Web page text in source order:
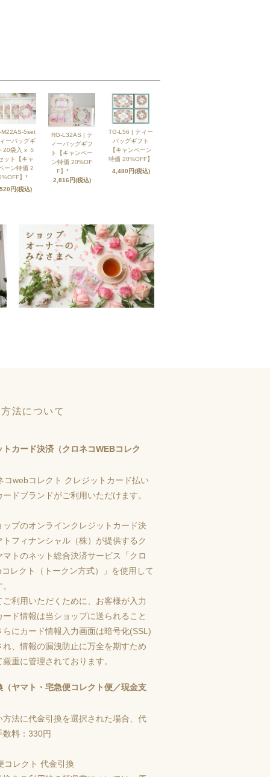
M22AS-5set
ーバッグギ
20袋入 x ５
ット【キャ
ーン特価 2
】*
円(税込)
RG-L32AS | テ
ィーバッグギフ
ト【キャンペー
ン特価 20%OF
F】*
2,816円(税込)
TG-L56 | ティー
バッグギフト
【キャンペーン
特価 20%OFF】
4,480円(税込)
法について
トカード決済（クロネコWEBコレク
ードブランドがご利用いただけます。
プのオンラインクレジットカード決
トフィナンシャル（株）が提供するク
マトのネット総合決済サービス「クロ
レクト（トークン方式）」を使用して
ご利用いただくために、お客様が入力
ード情報は当ショップに送られること
らにカード情報入力画面は暗号化(SSL)
れ、情報の漏洩防止に万全を期すため
厳重に管理されております。
（ヤマト・宅急便コレクト便／現金支
方法に代金引換を選択された場合、代
数料：330円